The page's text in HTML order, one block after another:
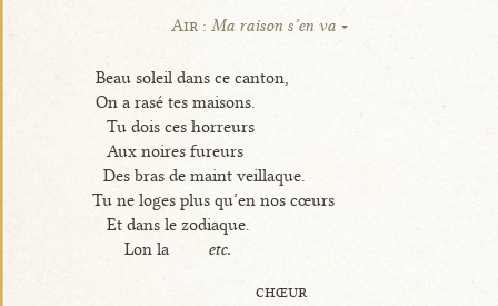
Air :Ma raison s’en va
Beau soleil dans ce canton,
On a rasé tes maisons.
Tu dois ces horreurs
Aux noires fureurs
Des bras de maint veillaque.
Tu ne loges plus qu’en nos cœurs
Et dans le zodiaque.
Lon la
etc.
chœur